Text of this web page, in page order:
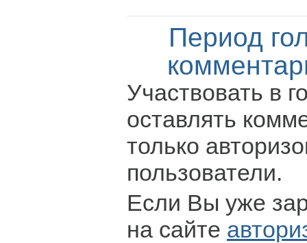
Период
Участвовать в
оставлять
только
пользователи.
Если Вы уже
на сайте